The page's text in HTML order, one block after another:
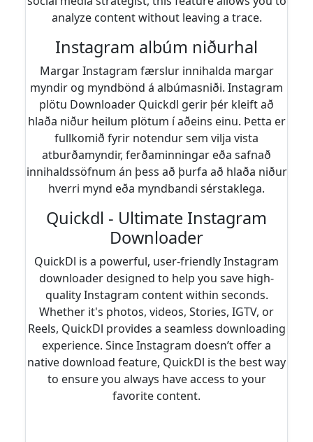
analyze content without leaving a trace.
Instagram albúm niðurhal
Margar Instagram færslur innihalda margar
myndir og myndbönd á albúmasniði. Instagram
plötu Downloader Quickdl gerir þér kleift að
hlaða niður heilum plötum í aðeins einu. Þetta er
fullkomið fyrir notendur sem vilja vista
atburðamyndir, ferðaminningar eða safnað
innihaldssöfnum án þess að þurfa að hlaða niður
hverri mynd eða myndbandi sérstaklega.
Quickdl - Ultimate Instagram
Downloader
QuickDl is a powerful, user-friendly Instagram
downloader designed to help you save high-
quality Instagram content within seconds.
Whether it's photos, videos, Stories, IGTV, or
Reels, QuickDl provides a seamless downloading
experience. Since Instagram doesn’t offer a
native download feature, QuickDl is the best way
to ensure you always have access to your
favorite content.